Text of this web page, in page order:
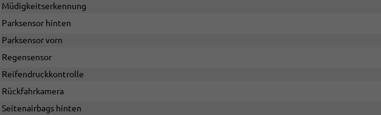
Müdigkeitserkennung
Parksensor hinten
Parksensor vorn
Regensensor
Reifendruckkontrolle
Rückfahrkamera
Seitenairbags hinten